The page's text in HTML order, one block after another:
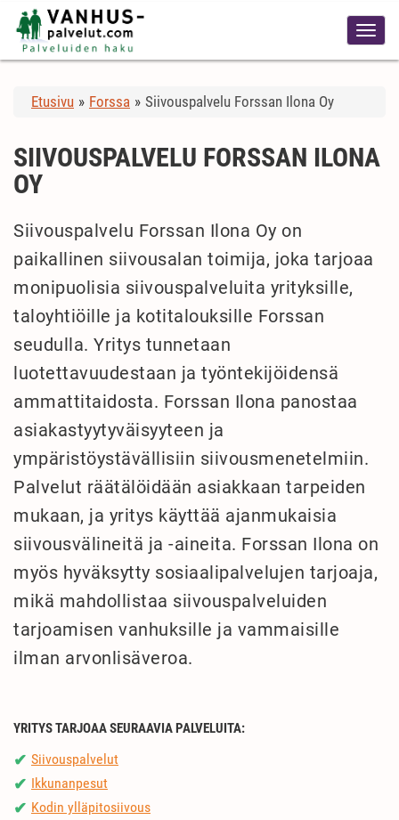
Etusivu » Forssa » Siivouspalvelu Forssan Ilona Oy
SIIVOUSPALVELU FORSSAN ILONA
OY
Siivouspalvelu Forssan Ilona Oy on
paikallinen siivousalan toimija, joka tarjoaa
monipuolisia siivouspalveluita yrityksille,
taloyhtiöille ja kotitalouksille Forssan
seudulla. Yritys tunnetaan
luotettavuudestaan ja työntekijöidensä
ammattitaidosta. Forssan Ilona panostaa
asiakastyytyväisyyteen ja
ympäristöystävällisiin siivousmenetelmiin.
Palvelut räätälöidään asiakkaan tarpeiden
mukaan, ja yritys käyttää ajanmukaisia
siivousvälineitä ja -aineita. Forssan Ilona on
myös hyväksytty sosiaalipalvelujen tarjoaja,
mikä mahdollistaa siivouspalveluiden
tarjoamisen vanhuksille ja vammaisille
ilman arvonlisäveroa.
YRITYS TARJOAA SEURAAVIA PALVELUITA:
✔ Siivouspalvelut
✔ Ikkunanpesut
✔ Kodin ylläpitosiivous